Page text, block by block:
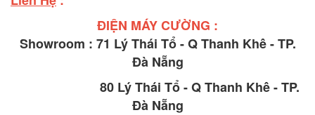
ĐIỆN MÁY CƯỜNG :
Showroom : 71 Lý Thái Tổ - Q Thanh Khê - TP.
Đà Nẵng
80 Lý Thái Tổ - Q Thanh Khê - TP.
Đà Nẵng